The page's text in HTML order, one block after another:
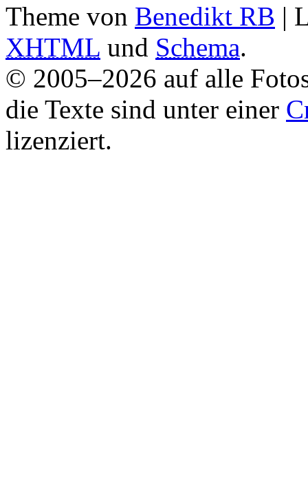
Theme von Benedikt RB |
XHTML und Schema.
© 2005–2026 auf alle
die Texte sind unter einer
lizenziert.